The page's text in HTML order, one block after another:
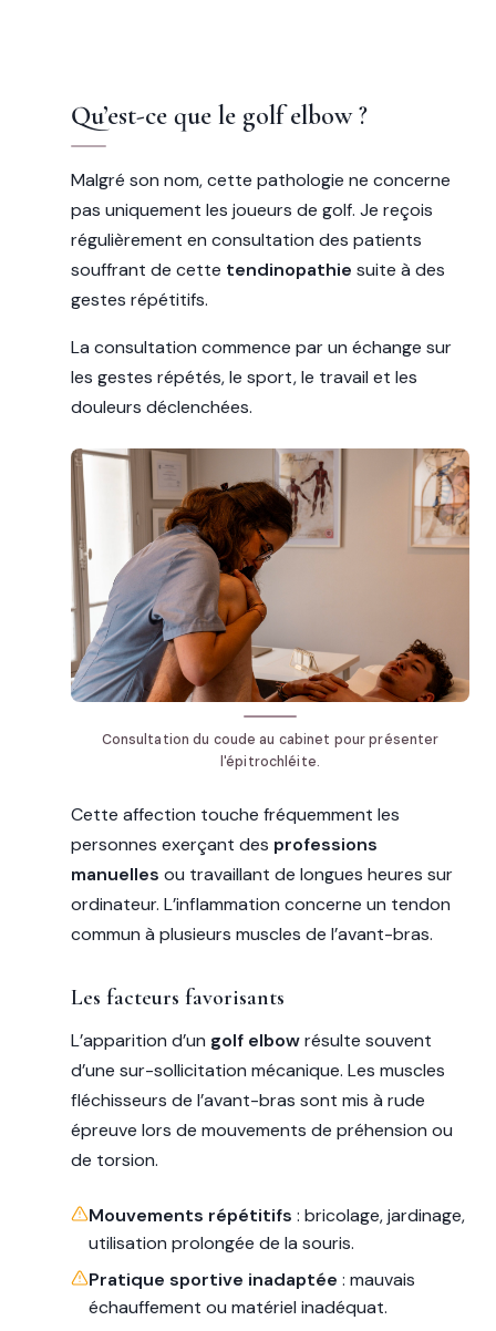
Qu’est-ce que le golf elbow ?
Malgré son nom, cette pathologie ne concerne
pas uniquement les joueurs de golf. Je reçois
régulièrement en consultation des patients
souffrant de cette tendinopathie suite à des
gestes répétitifs.
La consultation commence par un échange sur
les gestes répétés, le sport, le travail et les
douleurs déclenchées.
Consultation du coude au cabinet pour présenter
l'épitrochléite.
Cette affection touche fréquemment les
personnes exerçant des professions
manuelles ou travaillant de longues heures sur
ordinateur. L’inflammation concerne un tendon
commun à plusieurs muscles de l’avant-bras.
Les facteurs favorisants
L’apparition d’un golf elbowrésulte souvent
d’une sur-sollicitation mécanique. Les muscles
fléchisseurs de l’avant-bras sont mis à rude
épreuve lors de mouvements de préhension ou
de torsion.
Mouvements répétitifs : bricolage, jardinage,
utilisation prolongée de la souris.
Pratique sportive inadaptée : mauvais
échauffement ou matériel inadéquat.